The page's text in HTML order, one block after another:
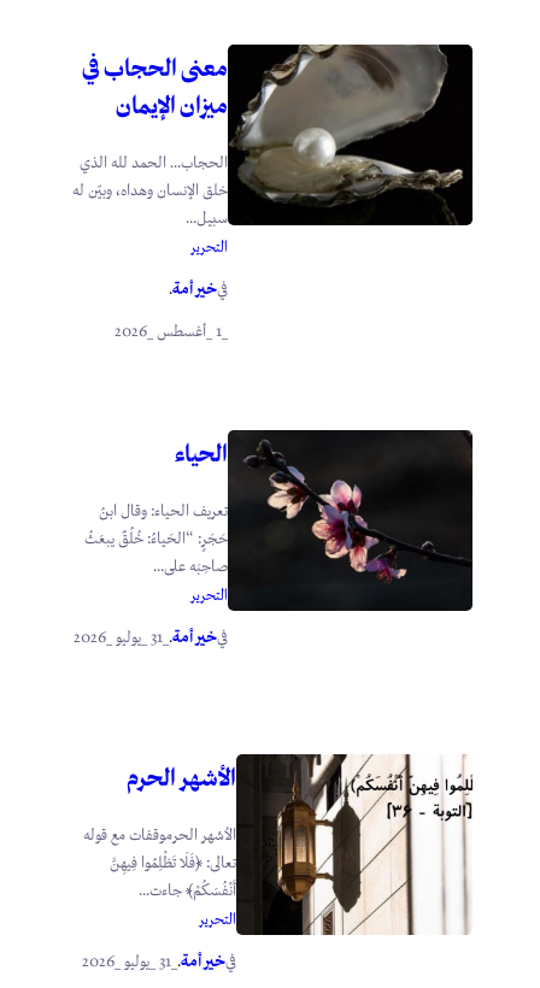
معنى الحجاب في
ميزان الإيمان
الحجاب… الحمد لله الذي
خلق الإنسان وهداه، وبيّن له
سبيل...
التحرير
فيخير أمة.
_1 _أغسطس _2026
الحياء
تعريف الحياء: وقال ابنُ
حَجَرٍ: “الحَياءُ: خُلُقٌ يبعَثُ
صاحِبَه على...
التحرير
فيخير أمة.
الأشهر الحرم
الأشهر الحرموقفات مع قوله
تعالى: ﴿فَلَا تَظْلِمُوا فِيهِنَّ
أَنْفُسَكُمْ﴾ جاءت...
التحرير
فيخير أمة.